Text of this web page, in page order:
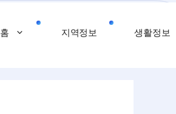
홈 지역정보 생활정보